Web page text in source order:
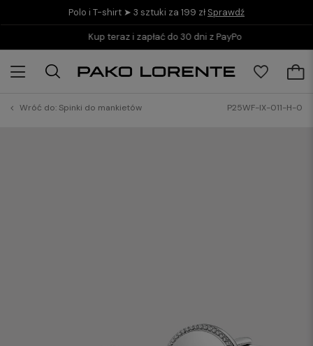
Polo i T-shirt ➤ 3 sztuki za 199 zł Sprawdź
Kup teraz i zapłać do 30 dni z PayPo
Wróć do:Spinki do mankietów P25WF-IX-011-H-0